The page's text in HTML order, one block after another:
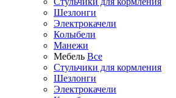
Шезлонги
Электрокачели
Колыбели
Манежи
Мебель Все
Cтульчики для кормления
Шезлонги
Электрокачели